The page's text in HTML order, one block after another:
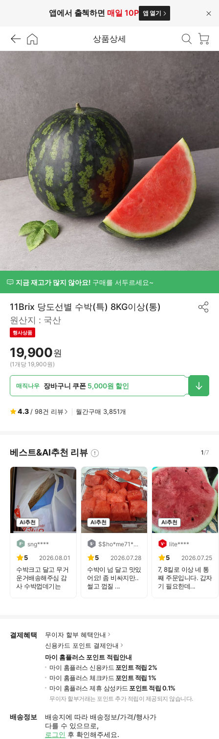
앱에서 출첵하면 매일 10P 앱 열기
닫
상품상세
지금 재고가 많지 않아요! 구매를 서두르세요~
11Brix 당도선별 수박(특) 8KG이상(통)
원산지 : 국산
행사상품
19,900원
(1개당 19,900원)
매직나우 장바구니 쿠폰 5,000원 할인
4.3 / 98건 리뷰 월간구매 3,851개
공
베스트&AI추천 리뷰 1/7
AI추천
sng****
5 2026.08.01
수박크고 달고 무거
운거배송해주심 감
사 수박껍데기는
AI추천
$$ho*me71****
5 2026.07.28
수박이 넘 달고 맛있
어요! 좀 비싸지만..
썰고 껍질 ...
AI추천
lite****
5 2026.07.25
7, 8킬로 이상 네 통
째 주문입니다. 갑자
기 필요한데...
결제혜택
무이자 할부 혜택안내
신용카드 포인트 결제안내
마이 홈플러스 포인트 적립안내
마이 홈플러스 신용카드 포인트 적립 2%
마이 홈플러스 체크카드 포인트 적립 1%
마이 홈플러스 제휴 삼성카드 포인트 적립 0.1%
무이자 할부거래는 포인트 추가 적립이 제공되지 않습니다.
배송정보
배송지에 따라 배송정보/가격/행사가
다를 수 있으므로,
로그인 후 확인해주세요.